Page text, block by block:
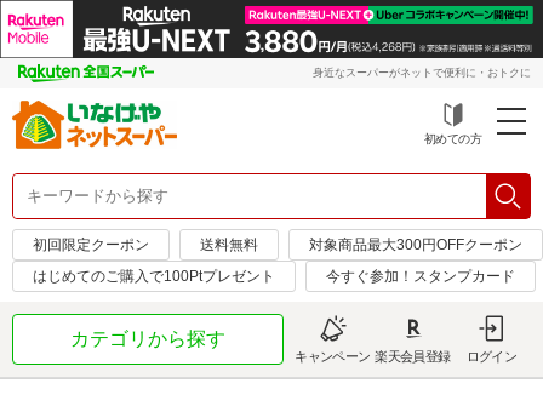
身近なスーパーがネットで便利に・おトクに
初めての方
初回限定クーポン 送料無料
対象商品最大300円OFFクーポン
はじめてのご購入で100Ptプレゼント
今すぐ参加！スタンプカード
カテゴリから探す
キャンペーン 楽天会員登録 ログイン